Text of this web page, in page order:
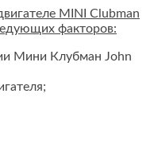
MINI Clubman
факторов:
Мини Клубман John